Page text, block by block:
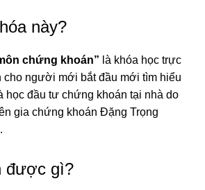
này?
chứng khoán” là khóa học trực
cho người mới bắt đầu mới tìm hiểu
học đầu tư chứng khoán tại nhà do
gia chứng khoán Đặng Trọng
được gì?